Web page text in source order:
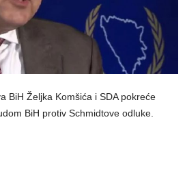
BiH Željka Komšića i SDA pokreće
BiH protiv Schmidtove odluke.